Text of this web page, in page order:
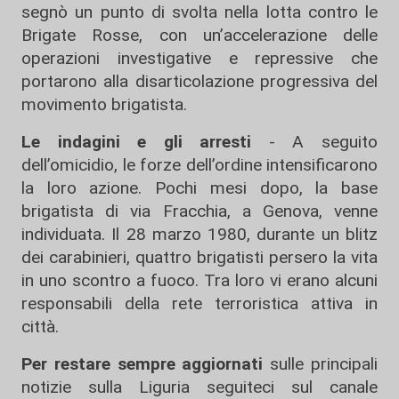
segnò un punto di svolta nella lotta contro le
Brigate Rosse, con un’accelerazione delle
operazioni investigative e repressive che
portarono alla disarticolazione progressiva del
movimento brigatista.
Le indagini e gli arresti - A seguito
dell’omicidio, le forze dell’ordine intensificarono
la loro azione. Pochi mesi dopo, la base
brigatista di via Fracchia, a Genova, venne
individuata. Il 28 marzo 1980, durante un blitz
dei carabinieri, quattro brigatisti persero la vita
in uno scontro a fuoco. Tra loro vi erano alcuni
responsabili della rete terroristica attiva in
città.
Per restare sempre aggiornati sulle principali
notizie sulla Liguria seguiteci sul canale